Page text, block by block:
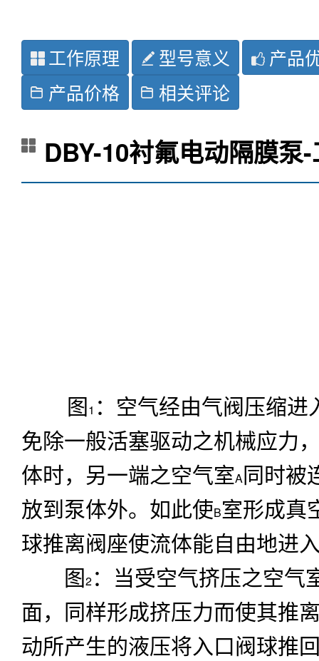
工作原理 型号意义
产品
产品价格
相关评论
DBY-10衬氟电动隔膜泵
图1 ：空气经由气阀压缩进
免除一般活塞驱动之机械应力
体时，另一端之空气室A同时被
放到泵体外。如此使B室形成真
球推离阀座使流体能自由地进
图2 ：当受空气挤压之空气
面，同样形成挤压力而使其推
动所产生的液压将入口阀球推